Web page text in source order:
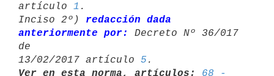
artículo 1 .
Inciso 2º) redacción dada
anteriormente por:
Decreto Nº 36/017
de
13/02/2017 artículo 5
Ver en esta norma, artículos:
68 -